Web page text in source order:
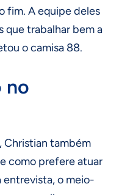
fim. A equipe deles
que trabalhar bem a
o camisa 88.
no
Christian também
como prefere atuar
entrevista, o meio-